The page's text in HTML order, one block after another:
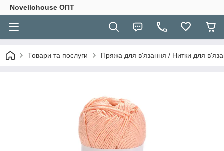
Novellohouse ОПТ
Товари та послуги Пряжа для в'язання / Нитки для